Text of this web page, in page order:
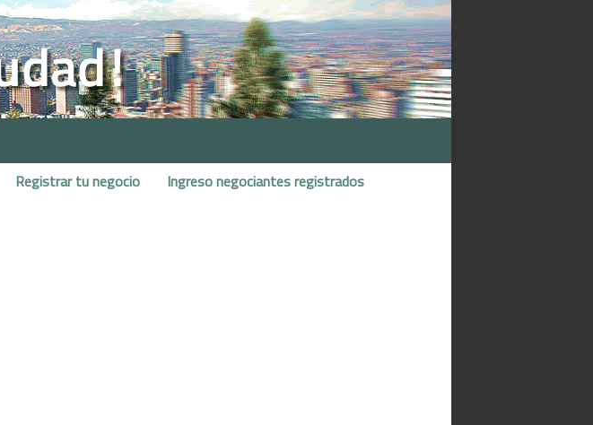
Registrar tu negocio Ingreso negociantes registrados